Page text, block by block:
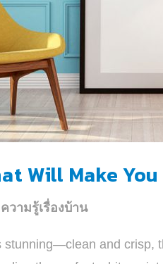
Will Make
ความรู้เรื่องบ้าน
and crisp,